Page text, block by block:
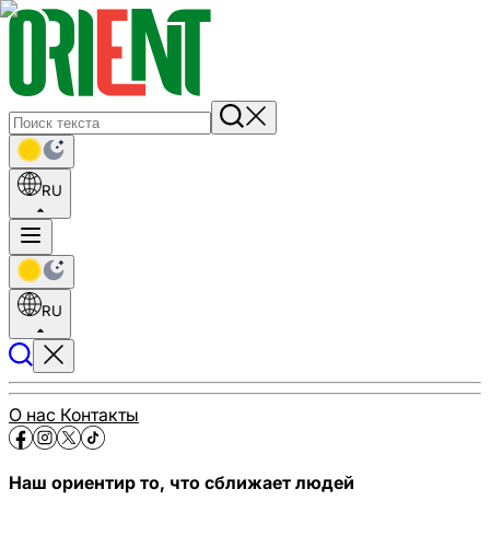
RU
RU
О нас Контакты
Наш ориентир то, что сближает людей